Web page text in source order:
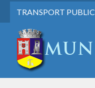
TRANSPORT PUBLIC